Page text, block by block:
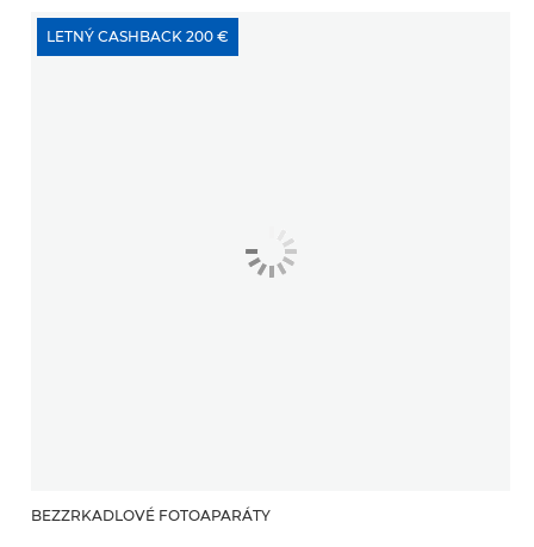
LETNÝ CASHBACK 200 €
BEZZRKADLOVÉ FOTOAPARÁTY